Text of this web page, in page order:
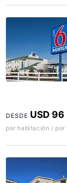
DESDE USD 96
por habitación / por